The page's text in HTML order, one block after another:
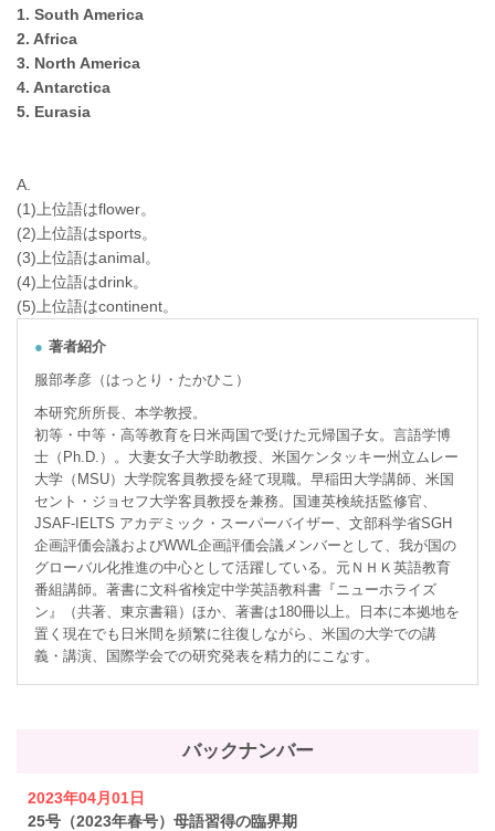
1. South America
2. Africa
3. North America
4. Antarctica
5. Eurasia
A.
(1)上位語はflower。
(2)上位語はsports。
(3)上位語はanimal。
(4)上位語はdrink。
(5)上位語はcontinent。
著者紹介
服部孝彦（はっとり・たかひこ）
本研究所所長、本学教授。
初等・中等・高等教育を日米両国で受けた元帰国子女。言語学博
士（Ph.D.）。大妻女子大学助教授、米国ケンタッキー州立ムレー
大学（MSU）大学院客員教授を経て現職。早稲田大学講師、米国
セント・ジョセフ大学客員教授を兼務。国連英検統括監修官、
JSAF-IELTS アカデミック・スーパーバイザー、文部科学省SGH
企画評価会議およびWWL企画評価会議メンバーとして、我が国の
グローバル化推進の中心として活躍している。元ＮＨＫ英語教育
番組講師。著書に文科省検定中学英語教科書『ニューホライズ
ン』（共著、東京書籍）ほか、著書は180冊以上。日本に本拠地を
置く現在でも日米間を頻繁に往復しながら、米国の大学での講
義・講演、国際学会での研究発表を精力的にこなす。
バックナンバー
2023年04月01日
25号（2023年春号）母語習得の臨界期